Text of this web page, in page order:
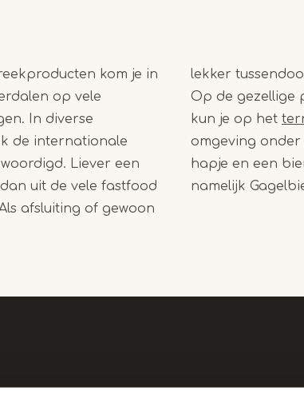
kom je in
op vele
In diverse
de internationale
Liever een
uit de vele fastfood
afsluiting of gewoon
een ijsje smaakt altijd.
in Roerdalen
kun je op het
omgeving
hapje en een
namelijk